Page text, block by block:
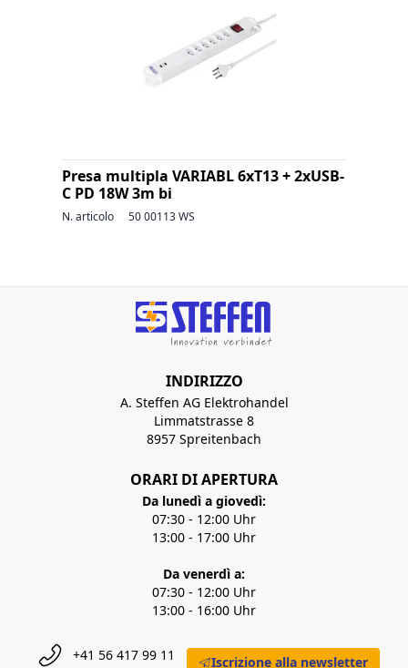
Presa multipla VARIABL 6xT13 + 2xUSB-
C PD 18W 3m bi
N. articolo 50 00113 WS
INDIRIZZO
A. Steffen AG Elektrohandel
Limmatstrasse 8
8957 Spreitenbach
ORARI DI APERTURA
Da lunedì a giovedì:
07:30 - 12:00 Uhr
13:00 - 17:00 Uhr
Da venerdì a:
07:30 - 12:00 Uhr
13:00 - 16:00 Uhr
+41 56 417 99 11 Iscrizione alla newsletter